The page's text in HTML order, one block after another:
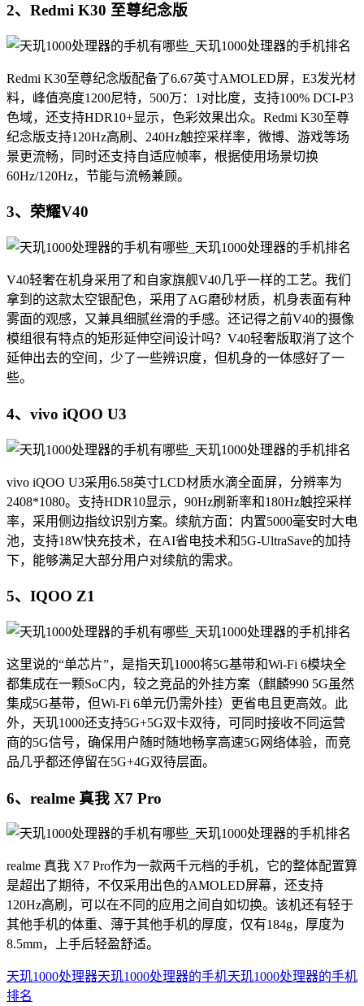
2、Redmi K30 至尊纪念版
Redmi K30至尊纪念版配备了6.67英寸AMOLED屏，E3发光材
料，峰值亮度1200尼特，500万：1对比度，支持100% DCI-P3
色域，还支持HDR10+显示，色彩效果出众。Redmi K30至尊
纪念版支持120Hz高刷、240Hz触控采样率，微博、游戏等场
景更流畅，同时还支持自适应帧率，根据使用场景切换
60Hz/120Hz，节能与流畅兼顾。
3、荣耀V40
V40轻奢在机身采用了和自家旗舰V40几乎一样的工艺。我们
拿到的这款太空银配色，采用了AG磨砂材质，机身表面有种
雾面的观感，又兼具细腻丝滑的手感。还记得之前V40的摄像
模组很有特点的矩形延伸空间设计吗？V40轻奢版取消了这个
延伸出去的空间，少了一些辨识度，但机身的一体感好了一
些。
4、vivo iQOO U3
vivo iQOO U3采用6.58英寸LCD材质水滴全面屏，分辨率为
2408*1080。支持HDR10显示，90Hz刷新率和180Hz触控采样
率，采用侧边指纹识别方案。续航方面：内置5000毫安时大电
池，支持18W快充技术，在AI省电技术和5G-UltraSave的加持
下，能够满足大部分用户对续航的需求。
5、IQOO Z1
这里说的“单芯片”，是指天玑1000将5G基带和Wi-Fi 6模块全
都集成在一颗SoC内，较之竞品的外挂方案（麒麟990 5G虽然
集成5G基带，但Wi-Fi 6单元仍需外挂）更省电且更高效。此
外，天玑1000还支持5G+5G双卡双待，可同时接收不同运营
商的5G信号，确保用户随时随地畅享高速5G网络体验，而竞
品几乎都还停留在5G+4G双待层面。
6、realme 真我 X7 Pro
realme 真我 X7 Pro作为一款两千元档的手机，它的整体配置算
是超出了期待，不仅采用出色的AMOLED屏幕，还支持
120Hz高刷，可以在不同的应用之间自如切换。该机还有轻于
其他手机的体重、薄于其他手机的厚度，仅有184g，厚度为
8.5mm，上手后轻盈舒适。
天玑1000处理器天玑1000处理器的手机天玑1000处理器的手机
排名